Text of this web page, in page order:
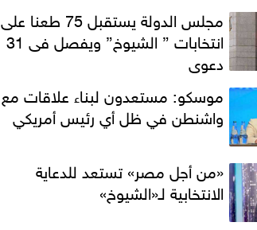
مجلس الدولة يستقبل 75 طعنا على
انتخابات ” الشيوخ” ويفصل فى 31
دعوى
موسكو: مستعدون لبناء علاقات مع
واشنطن في ظل أي رئيس أمريكي
«من أجل مصر» تستعد للدعاية
الانتخابية لـ«الشيوخ»